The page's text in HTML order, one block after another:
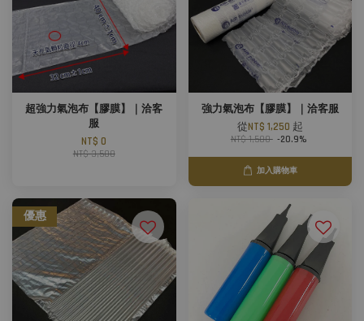
超強力氣泡布【膠膜】｜洽客
服
NT$ 0
NT$ 3,500
強力氣泡布【膠膜】｜洽客服
從NT$ 1,250 起
NT$ 1,580 -20.9%
加入購物車
優惠